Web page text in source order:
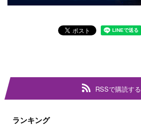
RSSで購読する
ランキング